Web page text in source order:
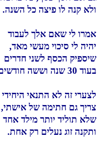
ולא קנה לו פיצה כל השנה.
אמרו לי שאם אלך לעבוד
יהיה לי סיכוי מעשי מאד,
שיספיק הכסף לשני חדרים
בעוד 30 שנה וששה חודשים.
לצערי זה לא התנאי היחידי
צריך גם חתימה של אישתי,
שלא תוליד יותר מילד אחד
ותקנה זוג נעלים רק אחת.